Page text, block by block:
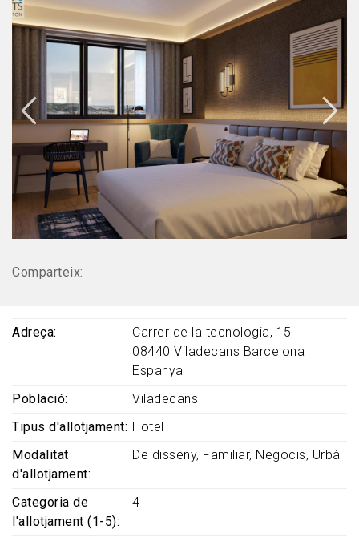
Comparteix:
Adreça
Carrer de la tecnologia, 15
08440 Viladecans Barcelona
Espanya
Població
Viladecans
Tipus d'allotjament
Hotel
Modalitat
d'allotjament
De disseny Familiar Negocis Urbà
Categoria de
l'allotjament (1-5)
4